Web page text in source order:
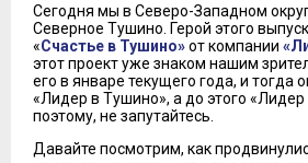
Сегодня мы в Северо-Западном
Северное Тушино. Герой этого
«Счастье в Тушино»от компании
этот проект уже знаком нашим
его в январе текущего года, и тогда
«Лидер в Тушино», а до этого «Лидер
поэтому, не запутайтесь.
Давайте посмотрим, как